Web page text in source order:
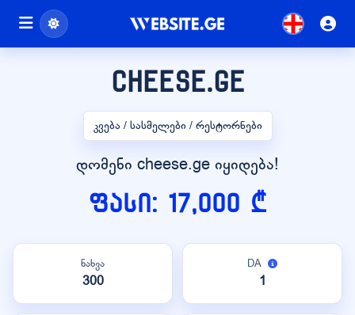
cheese.ge
კვება / სასმელები / რესტორნები
დომენი cheese.ge იყიდება!
ფასი: 17,000 ₾
ნახვა
300
DA
1